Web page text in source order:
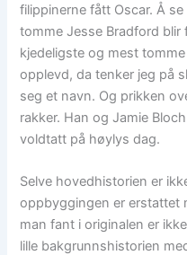
filippinerne fått Oscar. Å
tomme Jesse Bradford
kjedeligste og mest
opplevd, da tenker jeg på
seg et navn. Og prikken
rakker. Han og Jamie
voldtatt på høylys dag.
Selve hovedhistorien er
oppbyggingen er erstattet
man fant i originalen er
lille bakgrunnshistorien